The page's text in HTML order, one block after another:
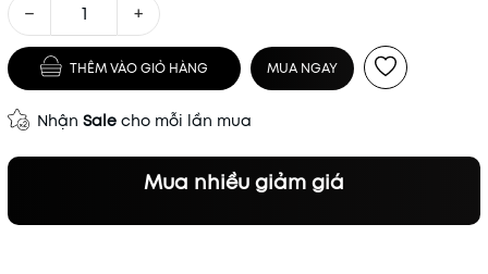
− +
THÊM VÀO GIỎ HÀNG MUA NGAY
Nhận Sale cho mỗi lần mua
Mua nhiều giảm giá